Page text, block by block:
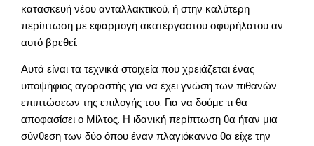
κατασκευή νέου ανταλλακτικού, ή στην καλύτερη
περίπτωση με εφαρμογή ακατέργαστου σφυρήλατου αν
αυτό βρεθεί.
Αυτά είναι τα τεχνικά στοιχεία που χρειάζεται ένας
υποψήφιος αγοραστής για να έχει γνώση των πιθανών
επιπτώσεων της επιλογής του. Για να δούμε τι θα
αποφασίσει ο Μίλτος. Η ιδανική περίπτωση θα ήταν μια
σύνθεση των δύο όπου έναν πλαγιόκαννο θα είχε την